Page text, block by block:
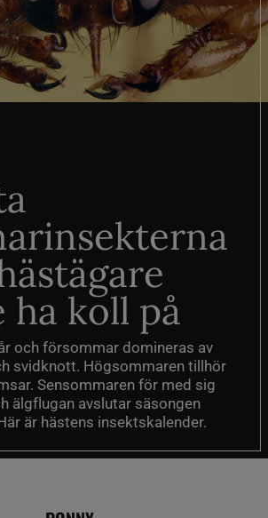
ha koll på
och försommar domineras av
svidknott. Högsommaren tillhör
Sensommaren för med sig
älgflugan avslutar säsongen
är hästens insektskalender.